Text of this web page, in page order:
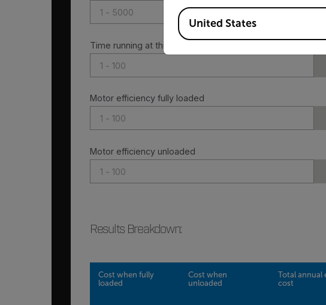
Time running at this level
Motor efficiency fully loaded
Motor efficiency unloaded
Results Breakdown:
Cost when fully
loaded
Cost when
unloaded
Total annual
cost
Available Locations
United States